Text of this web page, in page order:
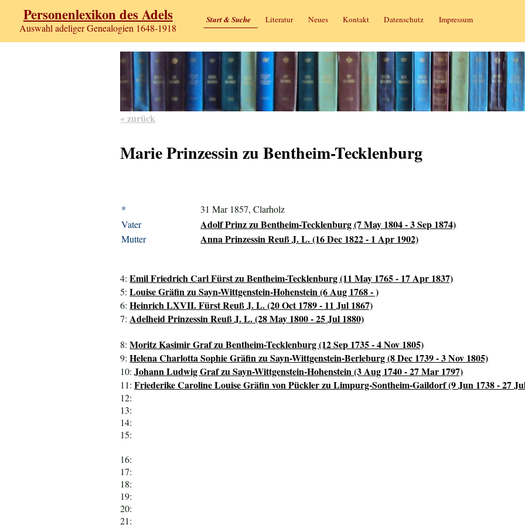
Personenlexikon des Adels
Auswahl adeliger Genealogien 1648-1918
Start & Suche Literatur Neues Kontakt Datenschutz Impressum
« zurück
Marie Prinzessin zu Bentheim-Tecklenburg
*
31 Mar 1857, Clarholz
Vater
Adolf Prinz zu Bentheim-Tecklenburg (7 May 1804 - 3 Sep 1874)
Mutter Anna Prinzessin Reuß J. L. (16 Dec 1822 - 1 Apr 1902)
4:Emil Friedrich Carl Fürst zu Bentheim-Tecklenburg (11 May 1765 - 17 Apr 1837)
5:Louise Gräfin zu Sayn-Wittgenstein-Hohenstein (6 Aug 1768 - )
6:Heinrich LXVII. Fürst Reuß J. L. (20 Oct 1789 - 11 Jul 1867)
7:Adelheid Prinzessin Reuß J. L. (28 May 1800 - 25 Jul 1880)
8:Moritz Kasimir Graf zu Bentheim-Tecklenburg (12 Sep 1735 - 4 Nov 1805)
9:Helena Charlotta Sophie Gräfin zu Sayn-Wittgenstein-Berleburg (8 Dec 1739 - 3 Nov 1805)
10:Johann Ludwig Graf zu Sayn-Wittgenstein-Hohenstein (3 Aug 1740 - 27 Mar 1797)
11:Friederike Caroline Louise Gräfin von Pückler zu Limpurg-Sontheim-Gaildorf (9 Jun 1738 - 27
12:
13:
14:
15:
16:
17:
18:
19:
20:
21: